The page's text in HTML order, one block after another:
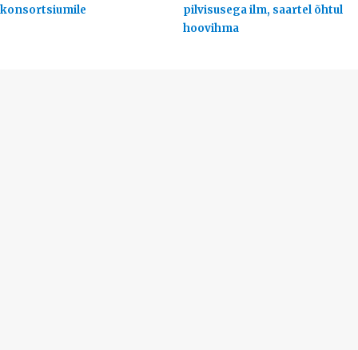
konsortsiumile
pilvisusega ilm, saartel õhtul
hoovihma